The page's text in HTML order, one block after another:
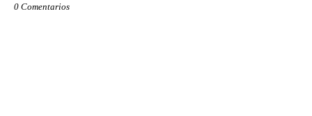
0 Comentarios